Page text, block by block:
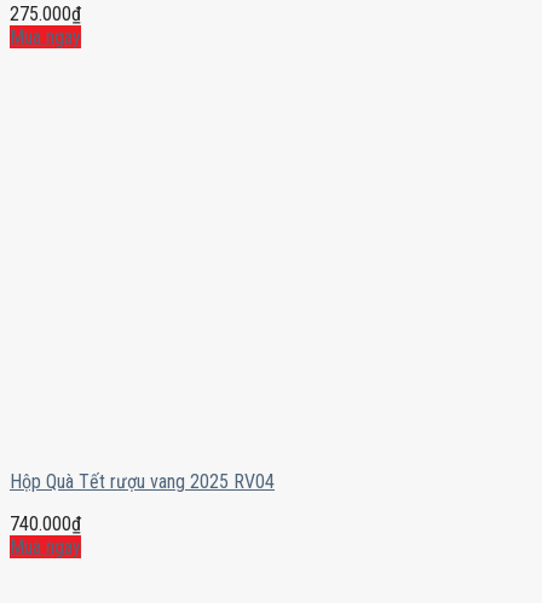
275.000₫
Mua ngay
Hộp Quà Tết rượu vang 2025 RV04
740.000₫
Mua ngay